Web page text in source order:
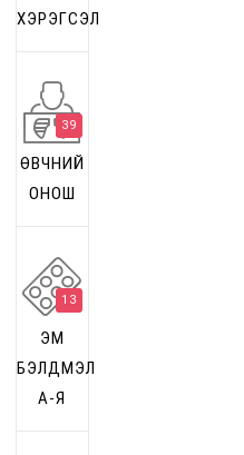
ХЭРЭГСЭЛ
39
ӨВЧНИЙ
ОНОШ
13
ЭМ
БЭЛДМЭЛ
А-Я